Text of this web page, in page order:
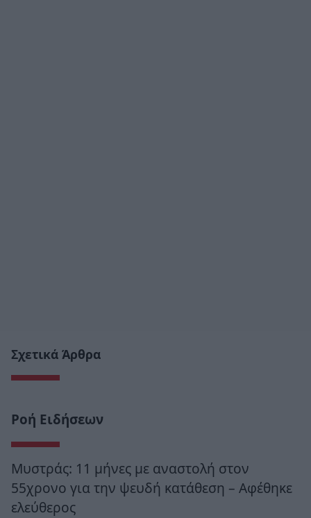
Σχετικά Άρθρα
Ροή Ειδήσεων
Μυστράς: 11 μήνες με αναστολή στον
55χρονο για την ψευδή κατάθεση – Αφέθηκε
ελεύθερος